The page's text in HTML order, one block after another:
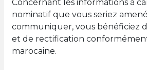
Concernant les informations à
nominatif que vous seriez
communiquer, vous bénéficiez
et de rectification
marocaine.